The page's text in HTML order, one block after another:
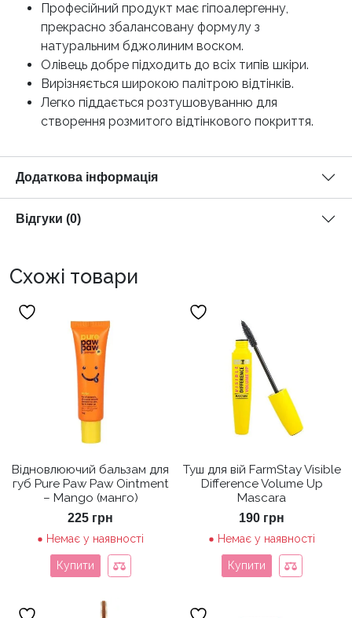
Професійний продукт має гіпоалергенну,
прекрасно збалансовану формулу з
натуральним бджолиним воском.
Олівець добре підходить до всіх типів шкіри.
Вирізняється широкою палітрою відтінків.
Легко піддається розтушовуванню для
створення розмитого відтінкового покриття.
Додаткова інформація
Відгуки (0)
Схожі товари
Відновлюючий бальзам для
губ Pure Paw Paw Ointment
– Mango (манго)
225 грн
Немає у наявності
Купити
Туш для вій FarmStay Visible
Difference Volume Up
Mascara
190 грн
Немає у наявності
Купити